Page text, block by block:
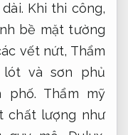
Khi thi công,
bề mặt tường
vết nứt, Thẩm
và sơn phủ
phố. Thẩm mỹ
chất lượng như